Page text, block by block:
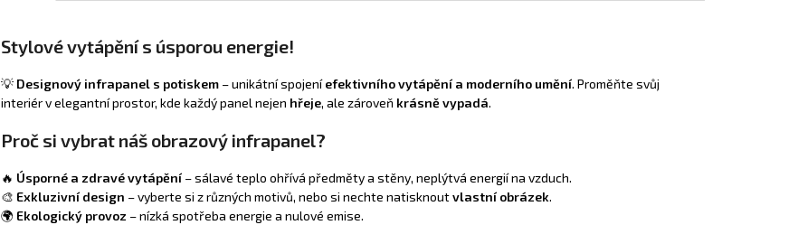
Stylové vytápění s úsporou energie!
💡 Designový infrapanel s potiskem – unikátní spojeníefektivního vytápění a moderního umění. Proměňte svůj
interiér v elegantní prostor, kde každý panel nejen hřeje, ale zároveň krásně vypadá.
Proč si vybrat náš obrazový infrapanel?
🔥 Úsporné a zdravé vytápění – sálavé teplo ohřívá předměty a stěny, neplýtvá energií na vzduch.
🎨 Exkluzivní design – vyberte si z různých motivů, nebo si nechte natisknoutvlastní obrázek.
🌍 Ekologický provoz – nízká spotřeba energie a nulové emise.